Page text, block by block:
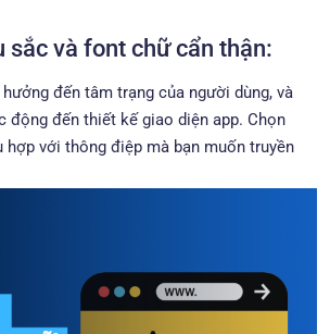
sắc và font chữ cẩn thận:
đến tâm trạng của người dùng, và
động đến thiết kế giao diện app. Chọn
hợp với thông điệp mà bạn muốn truyền